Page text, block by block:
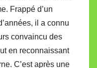
Frappé d’un
il a connu
convaincu des
en reconnaissant
C’est après une